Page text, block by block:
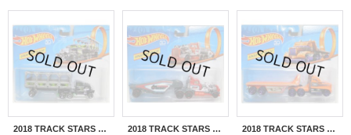
2018 TRACK STARS 【BONE BLAZERS】 BLACK/MC5 (予約不可)(2018 CARD)
2018 TRACK STARS 【TURBO BEAST】 RED/PR5 (予約不可)(2018 CARD)
2018 TRACK STARS 【HITCH N' HAUL】 ORANGE/PR5 (予約不可)(2018 CARD)